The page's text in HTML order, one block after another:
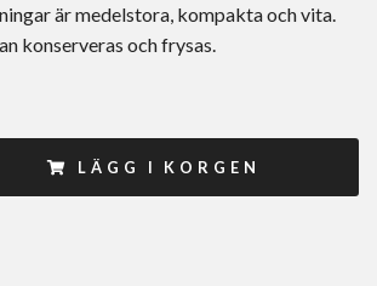
är medelstora, kompakta och vita.
konserveras och frysas.
LÄGG I KORGEN